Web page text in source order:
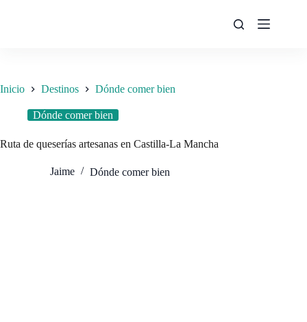
Inicio Destinos Dónde comer bien
Dónde comer bien
Ruta de queserías artesanas en Castilla‑La Mancha
Jaime Dónde comer bien